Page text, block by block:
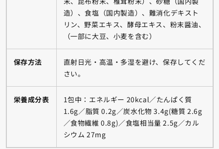
造）、食塩（国内製造）、難消化デキスト
リン、野菜エキス、酵母エキス、粉末醤油、
（一部に大豆、小麦を含む）
保存方法
直射日光・高温・多湿を避け、保存してくだ
さい。
栄養成分表
1包中：エネルギー 20kcal／たんぱく質
1.6g／脂質 0.2g／炭水化物 3.4g(糖質 2.6g
／食物繊維 0.8g)／食塩相当量 2.5g／カル
シウム 27mg